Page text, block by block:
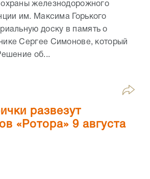
железнодорожного
им. Максима Горького
доску в память о
Сергее Симонове, который
об...
развезут
«Ротора» 9 августа